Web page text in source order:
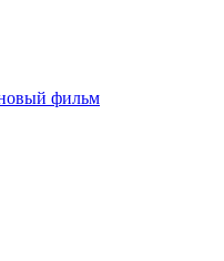
фильм